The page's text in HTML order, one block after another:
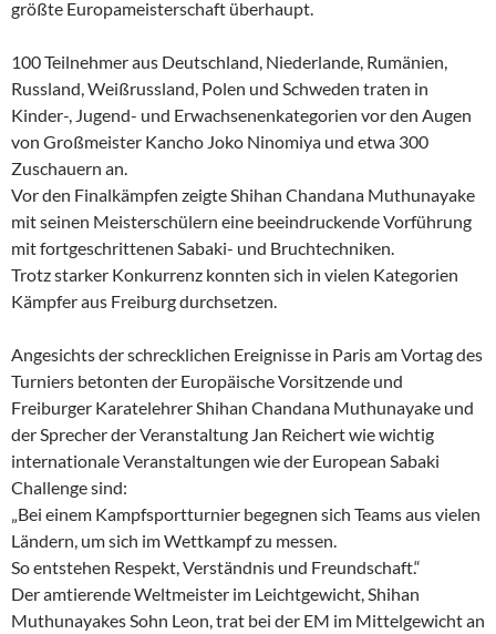
größte Europameisterschaft überhaupt.
100 Teilnehmer aus Deutschland, Niederlande, Rumänien,
Russland, Weißrussland, Polen und Schweden traten in
Kinder-, Jugend- und Erwachsenenkategorien vor den Augen
von Großmeister Kancho Joko Ninomiya und etwa 300
Zuschauern an.
Vor den Finalkämpfen zeigte Shihan Chandana Muthunayake
mit seinen Meisterschülern eine beeindruckende Vorführung
mit fortgeschrittenen Sabaki- und Bruchtechniken.
Trotz starker Konkurrenz konnten sich in vielen Kategorien
Kämpfer aus Freiburg durchsetzen.
Angesichts der schrecklichen Ereignisse in Paris am Vortag des
Turniers betonten der Europäische Vorsitzende und
Freiburger Karatelehrer Shihan Chandana Muthunayake und
der Sprecher der Veranstaltung Jan Reichert wie wichtig
internationale Veranstaltungen wie der European Sabaki
Challenge sind:
„Bei einem Kampfsportturnier begegnen sich Teams aus vielen
Ländern, um sich im Wettkampf zu messen.
So entstehen Respekt, Verständnis und Freundschaft.“
Der amtierende Weltmeister im Leichtgewicht, Shihan
Muthunayakes Sohn Leon, trat bei der EM im Mittelgewicht an